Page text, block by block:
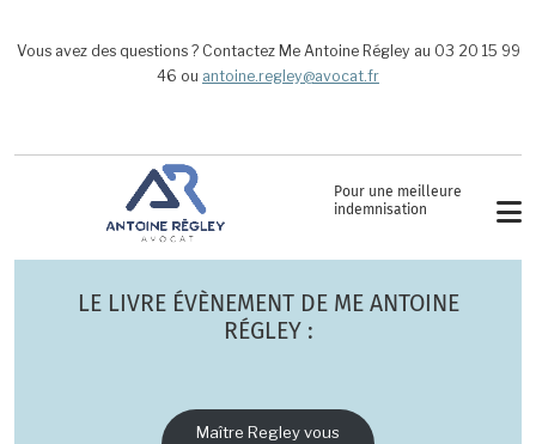
Vous avez des questions ? Contactez Me Antoine Régley au 03 20 15 99
46 ou antoine.regley@avocat.fr
Pour une meilleure
indemnisation
LE LIVRE ÉVÈNEMENT DE ME ANTOINE
RÉGLEY :
Maître Regley vous